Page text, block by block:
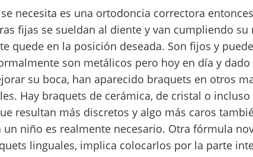
necesita es una ortodoncia correctora
fijas se sueldan al diente y van cumpliendo
quede en la posición deseada. Son fijos y
son metálicos pero hoy en día y
su boca, han aparecido braquets en otros
Hay braquets de cerámica, de cristal o
resultan más discretos y algo más caros
un niño es realmente necesario. Otra fórmula
linguales, implica colocarlos por la parte